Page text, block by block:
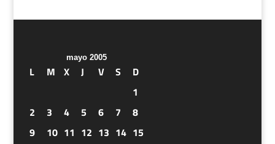
mayo 2005
L M X J V S
D
1
2
3 4 5 6 7
8
9
10 11 12 13 14 15